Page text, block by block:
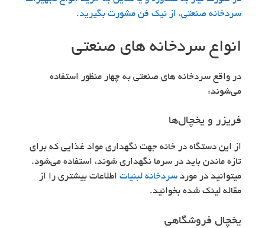
سردخانه صنعتی، از نیک فن مشورت بگیرید.
انواع سردخانه های صنعتی
در واقع سردخانه های صنعتی به چهار منظور استفاده
می‌شوند:
فریزر و یخچال‌ها
از این دستگاه در خانه جهت نگهداری مواد غذایی که برای
تازه ماندن باید در سرما نگهداری شوند، استفاده می‌شود.
میتوانید در مورد سردخانه لبنیات اطلاعات بیشتری را از
مقاله لینک شده بخوانید.
یخچال فروشگاهی